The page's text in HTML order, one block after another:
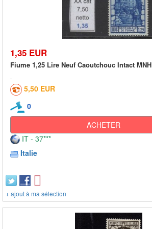
1,35 EUR
Fiume 1,25 Lire Neuf Caoutchouc Intact MNH
5,50 EUR
0
ACHETER
IT - 37***
Italie
+ ajout à ma sélection